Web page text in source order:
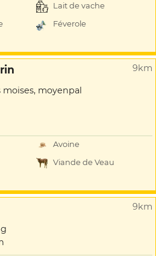
Lait de vache
Féverole
9km
moyenpal
Avoine
Viande de Veau
9km